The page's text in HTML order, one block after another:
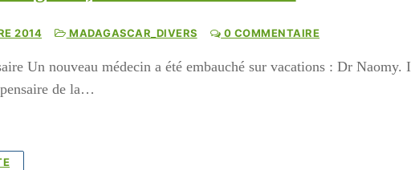
2014 MADAGASCAR_DIVERS 0 COMMENTAIRE
Un nouveau médecin a été embauché sur vacations : Dr
de la…